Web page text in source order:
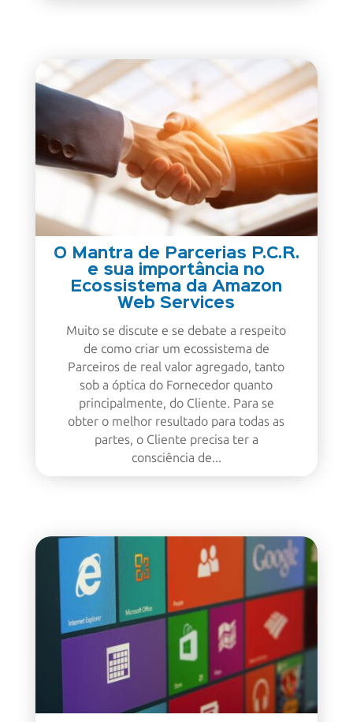
O Mantra de Parcerias P.C.R.
e sua importância no
Ecossistema da Amazon
Web Services
Muito se discute e se debate a respeito
de como criar um ecossistema de
Parceiros de real valor agregado, tanto
sob a óptica do Fornecedor quanto
principalmente, do Cliente. Para se
obter o melhor resultado para todas as
partes, o Cliente precisa ter a
consciência de...